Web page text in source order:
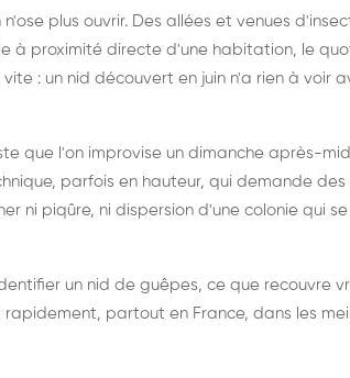
durablement rats et
souris, partout en France
plus ouvrir. Des allées et venues
à proximité directe d'une habitation, le
: un nid découvert en juin n'a rien à voir
que l'on improvise un dimanche après-
parfois en hauteur, qui demande
ni piqûre, ni dispersion d'une colonie qui
un nid de guêpes, ce que recouvre
partout en France, dans les